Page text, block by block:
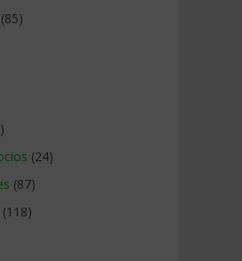
(85)
(24)
(87)
(118)